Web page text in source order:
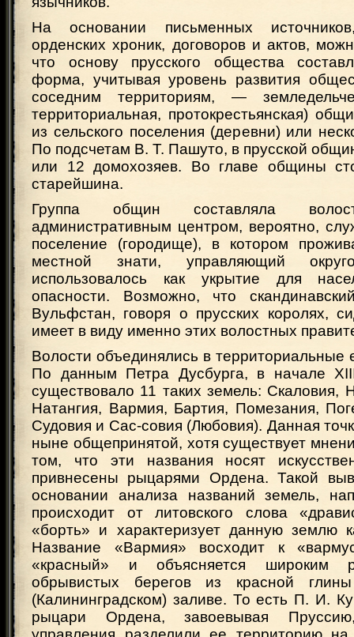
На основании письменных
орденских хроник, договоров и актов,
что основу прусского общества
форма, учитывая уровень развития
соседним территориям, —
территориальная, протокрестьянская)
из сельского поселения (деревни) или
По подсчетам В. Т. Пашуто, в прусской
или 12 домохозяев. Во главе общины
старейшина.
Группа общин составляла
административным центром, вероятно,
поселение (городище), в котором
местной знати, управляющий
использовалось как укрытие для
опасности. Возможно, что
Вульфстан, говоря о прусских королях,
имеет в виду именно этих волостных
Волости объединялись в
По данным Петра Дусбурга, в начале
существовало 11 таких земель: Скаловия,
Натангия, Вармия, Бартия, Помезания,
Судовия и Сас-совия (Любовия). Данная
ныне общепринятой, хотя существует
том, что эти названия носят
привнесены рыцарями Ордена. Такой
основании анализа названий земель,
происходит от литовского слова
«борть» и характеризует данную землю
Название «Вармия» восходит к
«красный» и объясняется широким
обрывистых берегов из красной
(Калининградском) заливе. То есть П. И.
рыцари Ордена, завоевывая